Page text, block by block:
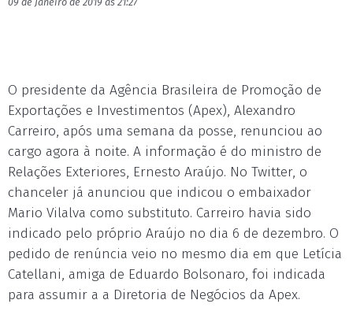
O presidente da Agência Brasileira de Promoção de
Exportações e Investimentos (Apex), Alexandro
Carreiro, após uma semana da posse, renunciou ao
cargo agora à noite. A informação é do ministro de
Relações Exteriores, Ernesto Araújo. No Twitter, o
chanceler já anunciou que indicou o embaixador
Mario Vilalva como substituto. Carreiro havia sido
indicado pelo próprio Araújo no dia 6 de dezembro. O
pedido de renúncia veio no mesmo dia em que Letícia
Catellani, amiga de Eduardo Bolsonaro, foi indicada
para assumir a a Diretoria de Negócios da Apex.